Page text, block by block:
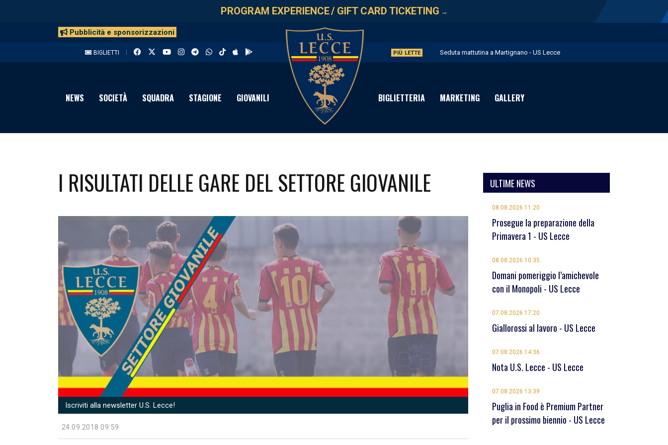
PROGRAM EXPERIENCE/ GIFT CARD TICKETING →
Pubblicità e sponsorizzazioni
BIGLIETTI PIÙ LETTE Seduta mattutina a Martignano - US Lecce
Puglia in Food è Premium Partner per il prossimo biennio - US Lecce
Giallorossi al lavoro - US Lecce
NEWS SOCIETÀ SQUADRA STAGIONE GIOVANILI BIGLIETTERIA MARKETING GALLERY
I RISULTATI DELLE GARE DEL SETTORE GIOVANILE
Iscriviti alla newsletter U.S. Lecce!
24.09.2018 09:59
ULTIME NEWS
08.08.2026 11:20
Prosegue la preparazione della
Primavera 1 - US Lecce
08.08.2026 10:35
Domani pomeriggio l’amichevole
con il Monopoli - US Lecce
07.08.2026 17:20
Giallorossi al lavoro - US Lecce
07.08.2026 14:36
Nota U.S. Lecce - US Lecce
07.08.2026 13:39
Puglia in Food è Premium Partner
per il prossimo biennio - US Lecce